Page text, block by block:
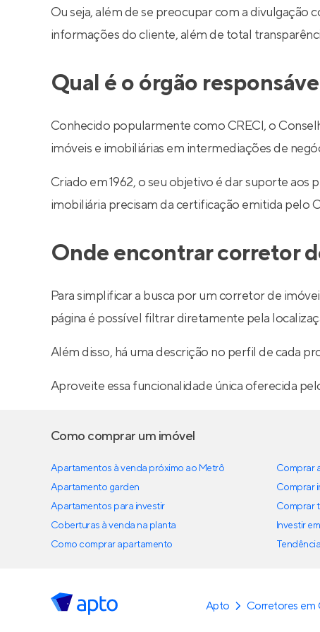
Ou seja, além de se preocupar com a
informações do cliente, além de total
Qual é o órgão
Conhecido popularmente como CRECI, o
imóveis e imobiliárias em intermediações de
Criado em 1962, o seu objetivo é dar suporte
imobiliária precisam da certificação emitida pelo
Onde encontrar corretor
Para simplificar a busca por um corretor de
página é possível filtrar diretamente pela
Além disso, há uma descrição no perfil de cada
Aproveite essa funcionalidade única oferecida
Como comprar um imóvel
Apartamentos à venda próximo ao Metrô
Apartamento garden
Apartamentos para investir
Coberturas à venda na planta
Como comprar apartamento
Comprar
Comprar
Comprar
Investir
Apto Corretores em